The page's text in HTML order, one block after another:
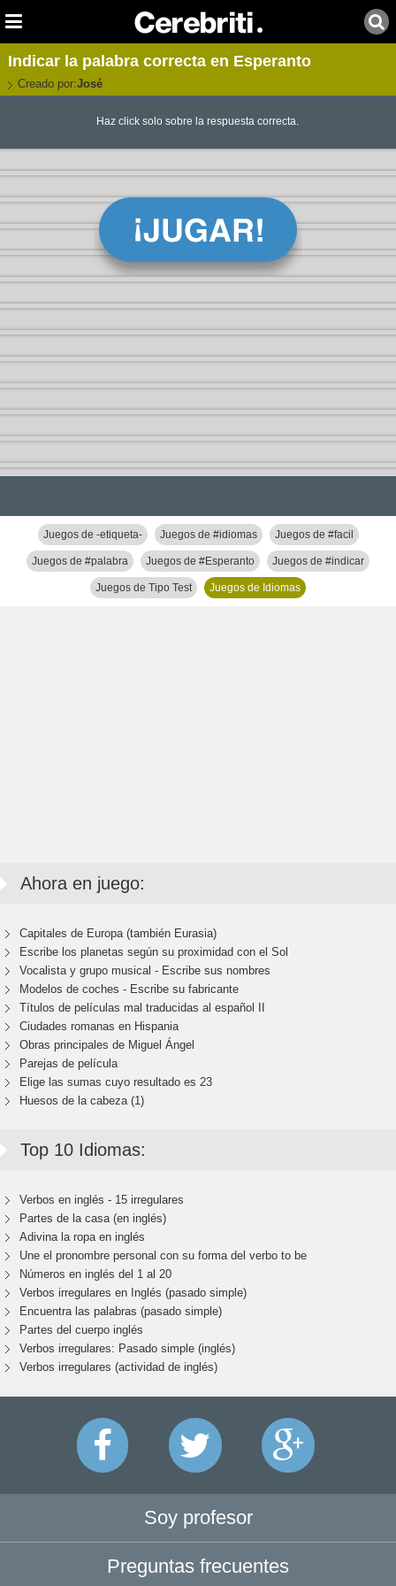
Indicar la palabra correcta en Esperanto
Creado por:José
Haz click solo sobre la respuesta correcta.
Juegos de -etiqueta- Juegos de #idiomas Juegos de #facil
Juegos de #palabra Juegos de #Esperanto Juegos de #indicar
Juegos de Tipo Test Juegos de Idiomas
Ahora en juego:
Capitales de Europa (también Eurasia)
Escribe los planetas según su proximidad con el Sol
Vocalista y grupo musical - Escribe sus nombres
Modelos de coches - Escribe su fabricante
Títulos de películas mal traducidas al español II
Ciudades romanas en Hispania
Obras principales de Miguel Ángel
Parejas de película
Elige las sumas cuyo resultado es 23
Huesos de la cabeza (1)
Top 10 Idiomas:
Verbos en inglés - 15 irregulares
Partes de la casa (en inglés)
Adivina la ropa en inglés
Une el pronombre personal con su forma del verbo to be
Números en inglés del 1 al 20
Verbos irregulares en Inglés (pasado simple)
Encuentra las palabras (pasado simple)
Partes del cuerpo inglés
Verbos irregulares: Pasado simple (inglés)
Verbos irregulares (actividad de inglés)
Soy profesor
Preguntas frecuentes